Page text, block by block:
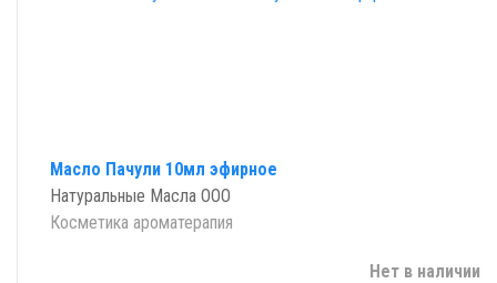
Масло Пачули 10мл эфирное
Натуральные Масла ООО
Косметика ароматерапия
Нет в наличии